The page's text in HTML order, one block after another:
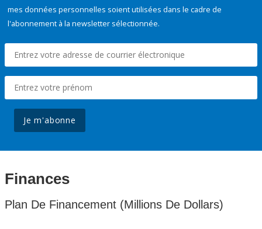
mes données personnelles soient utilisées dans le cadre de
l'abonnement à la newsletter sélectionnée.
Je m'abonne
Finances
Plan De Financement (Millions De Dollars)